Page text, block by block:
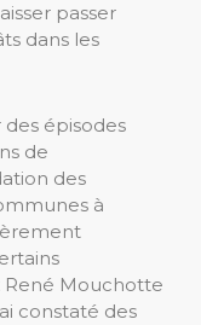
passer
dans les
épisodes
de
des
à
Mouchotte
constaté des